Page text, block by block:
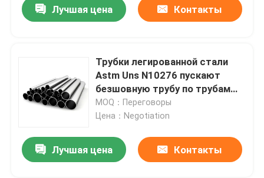
Лучшая цена Контакты
Трубки легированной стали
Astm Uns N10276 пускают
безшовную трубу по трубам
2,4819 Hastelloy C276
MOQ：Переговоры
Цена：Negotiation
Лучшая цена Контакты